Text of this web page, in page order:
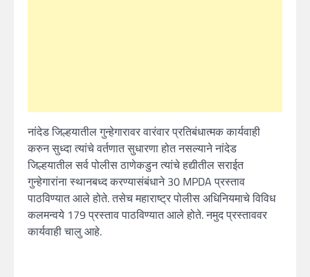
नांदेड जिल्हयातील गुन्हेगारावर वारंवार प्रतिबंधात्मक कार्यवाही
करुन सुध्दा त्यांचे वर्तणात सुधारणा होत नसल्याने नांदेड
जिल्हयातील सर्व पोलीस ठाणेकडुन त्यांचे हद्यीतील सराईत
गुन्हेगारांना स्थानबध्द करण्यासंबंधाने 30 MPDA प्रस्ताव
पाठविण्यात आले होते. तसेच महाराष्ट्र पोलीस अधिनियमाचे विविध
कलमन्वये 179 प्रस्ताव पाठविण्यात आले होते. नमुद प्रस्ताववर
कार्यवाही चालु आहे.